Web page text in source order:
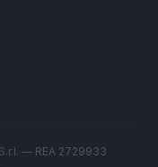
— REA 2729933